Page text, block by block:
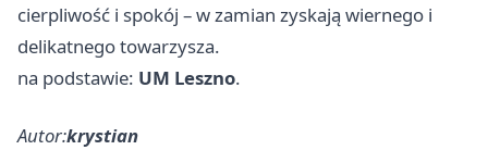
cierpliwość i spokój – w zamian zyskają wiernego i
delikatnego towarzysza.
na podstawie: UM Leszno.
Autor:krystian